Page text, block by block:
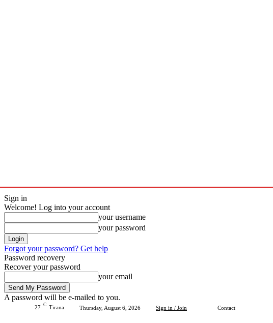
Sign in
Welcome! Log into your account
your username
your password
Forgot your password? Get help
Password recovery
Recover your password
your email
A password will be e-mailed to you.
27 C Tirana Thursday, August 6, 2026 Sign in / Join Contact